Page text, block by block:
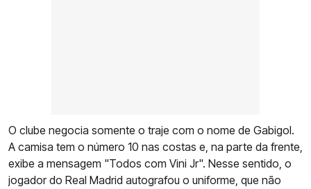
O clube negocia somente o traje com o nome de Gabigol.
A camisa tem o número 10 nas costas e, na parte da frente,
exibe a mensagem "Todos com Vini Jr". Nesse sentido, o
jogador do Real Madrid autografou o uniforme, que não